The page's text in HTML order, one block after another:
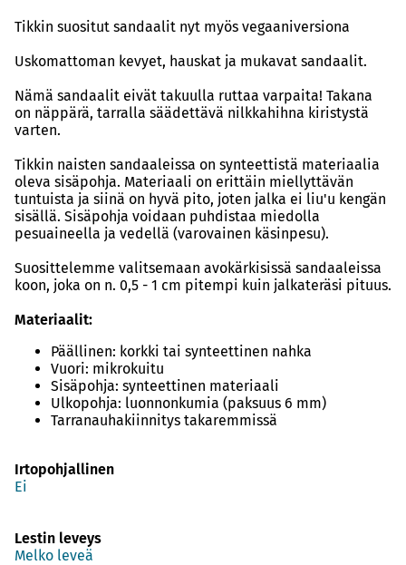
Tikkin suositut sandaalit nyt myös vegaaniversiona
Uskomattoman kevyet, hauskat ja mukavat sandaalit.
Nämä sandaalit eivät takuulla ruttaa varpaita! Takana
on näppärä, tarralla säädettävä nilkkahihna kiristystä
varten.
Tikkin naisten sandaaleissa on synteettistä materiaalia
oleva sisäpohja. Materiaali on erittäin miellyttävän
tuntuista ja siinä on hyvä pito, joten jalka ei liu'u kengän
sisällä. Sisäpohja voidaan puhdistaa miedolla
pesuaineella ja vedellä (varovainen käsinpesu).
Suosittelemme valitsemaan avokärkisissä sandaaleissa
koon, joka on n. 0,5 - 1 cm pitempi kuin jalkateräsi pituus.
Materiaalit:
Päällinen: korkki tai synteettinen nahka
Vuori: mikrokuitu
Sisäpohja: synteettinen materiaali
Ulkopohja: luonnonkumia (paksuus 6 mm)
Tarranauhakiinnitys takaremmissä
Irtopohjallinen
Ei
Lestin leveys
Melko leveä